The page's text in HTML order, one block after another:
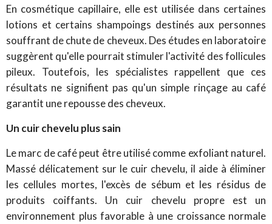
En cosmétique capillaire, elle est utilisée dans certaines
lotions et certains shampoings destinés aux personnes
souffrant de chute de cheveux. Des études en laboratoire
suggèrent qu'elle pourrait stimuler l'activité des follicules
pileux. Toutefois, les spécialistes rappellent que ces
résultats ne signifient pas qu'un simple rinçage au café
garantit une repousse des cheveux.
Un cuir chevelu plus sain
Le marc de café peut être utilisé comme exfoliant naturel.
Massé délicatement sur le cuir chevelu, il aide à éliminer
les cellules mortes, l'excès de sébum et les résidus de
produits coiffants. Un cuir chevelu propre est un
environnement plus favorable à une croissance normale